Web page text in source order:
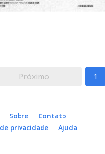
Próximo 1
Sobre
Contato
privacidade Ajuda